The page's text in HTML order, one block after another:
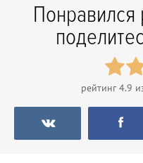
Понравился
рейтинг4.9